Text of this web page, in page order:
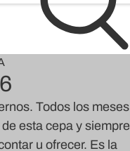
Todos los meses
esta cepa y siempre
u ofrecer. Es la